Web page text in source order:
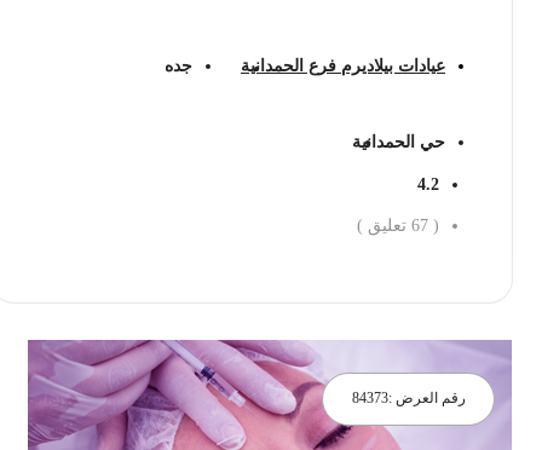
عيادات بيلاديرم فرع الحمدانية جده
حي الحمدانية
4.2
67 تعليق )
رقم العرض :84373